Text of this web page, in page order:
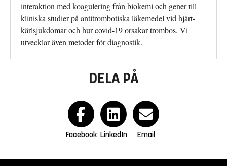
interaktion med koagulering från biokemi och gener till
kliniska studier på antitrombotiska läkemedel vid hjärt-
kärlsjukdomar och hur covid-19 orsakar trombos. Vi
utvecklar även metoder för diagnostik.
DELA PÅ
Facebook LinkedIn Email